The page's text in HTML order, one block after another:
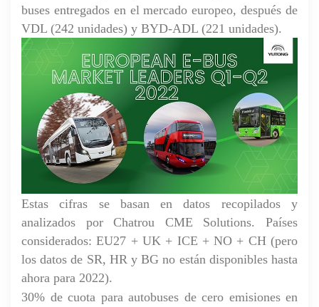
buses entregados en el mercado europeo, después de
VDL (242 unidades) y BYD-ADL (221 unidades).
Estas cifras se basan en datos recopilados y
analizados por Chatrou CME Solutions. Países
considerados: EU27 + UK + ICE + NO + CH (pero
los datos de SR, HR y BG no están disponibles hasta
ahora para 2022).
30% de cuota para autobuses de cero emisiones en